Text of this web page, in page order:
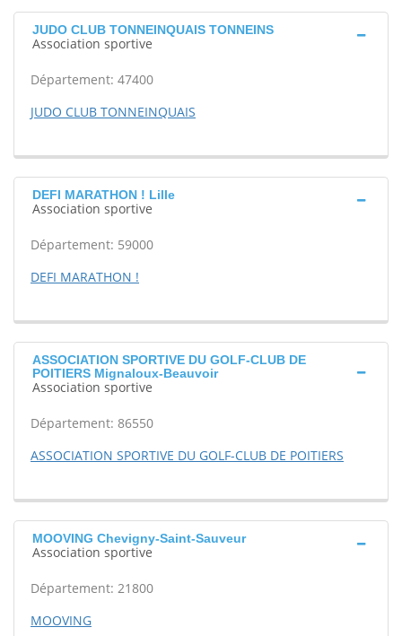
JUDO CLUB TONNEINQUAIS TONNEINS
Association sportive
Département: 47400
JUDO CLUB TONNEINQUAIS
DEFI MARATHON ! Lille
Association sportive
Département: 59000
DEFI MARATHON !
ASSOCIATION SPORTIVE DU GOLF-CLUB DE
POITIERS Mignaloux-Beauvoir
Association sportive
Département: 86550
ASSOCIATION SPORTIVE DU GOLF-CLUB DE POITIERS
MOOVING Chevigny-Saint-Sauveur
Association sportive
Département: 21800
MOOVING